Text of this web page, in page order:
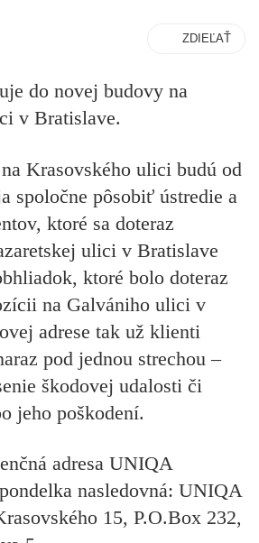
ZDIEĽAŤ
do novej budovy na
v Bratislave.
Krasovského ulici budú od
spoločne pôsobiť ústredie a
ktoré sa doteraz
ulici v Bratislave
ktoré bolo doteraz
na Galvániho ulici v
adrese tak už klienti
pod jednou strechou –
škodovej udalosti či
jeho poškodení.
adresa UNIQA
nasledovná: UNIQA
15, P.O.Box 232,